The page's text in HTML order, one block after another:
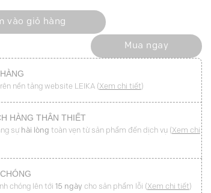
cạp số lượng
vào giỏ hàng
Mua ngay
nền tảng website LEIKA (Xem chi tiết)
HÀNG THÂN THIẾT
sự hài lòng toàn vẹn từ sản phẩm đến dịch vụ (Xem chi
chóng lên tới 15 ngày cho sản phẩm lỗi (Xem chi tiết)